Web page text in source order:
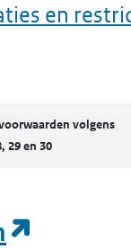
en
volgens
29 en 30